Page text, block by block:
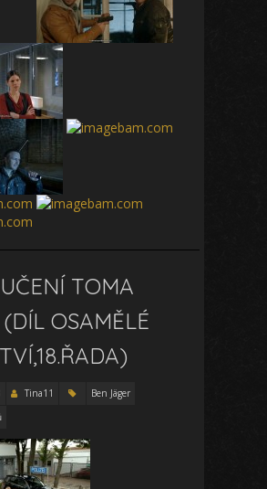
TOMA
OSAMĚLÉ
Tina11
Ben Jäger